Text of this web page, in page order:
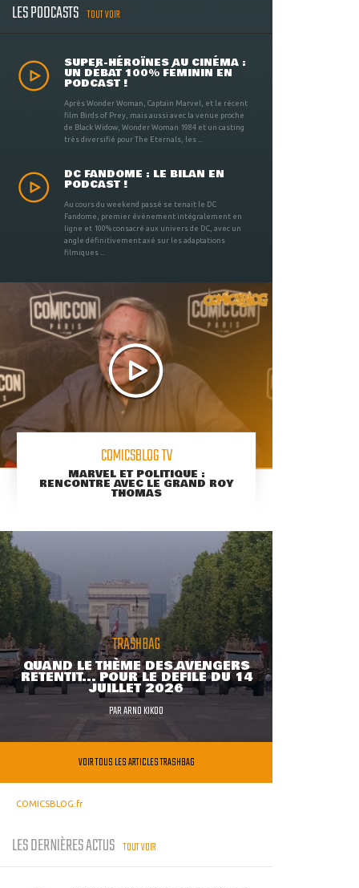
LES PODCASTS TOUT VOIR
SUPER-HÉROÏNES AU CINÉMA :
UN DÉBAT 100% FÉMININ EN
PODCAST !
Après Wonder Woman, Captain Marvel, et le récent
film Birds of Prey, mais aussi avec la venue proche
de Black Widow, Wonder Woman 1984 et un casting
très diversifié pour The Eternals, les ...
DC FANDOME : LE BILAN EN
PODCAST !
Au cours du weekend passé se tenait le DC
Fandome, premier évènement intégralement en
ligne et 100% consacré aux univers de DC, avec un
angle définitivement axé sur les adaptations
filmiques ...
COMICSBLOG TV
MARVEL ET POLITIQUE :
RENCONTRE AVEC LE GRAND ROY
THOMAS
TRASHBAG
QUAND LE THÈME DES AVENGERS
RETENTIT... POUR LE DÉFILÉ DU 14
JUILLET 2026
PARARNO KIKOO
VOIR TOUS LES ARTICLES TRASHBAG
COMICSBLOG.fr
LES DERNIÈRES ACTUS TOUT VOIR